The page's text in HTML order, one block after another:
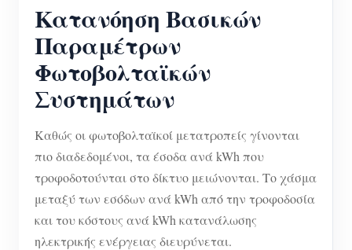
Κατανόηση Βασικών
Παραμέτρων
Φωτοβολταϊκών
Συστημάτων
Καθώς οι φωτοβολταϊκοί μετατροπείς γίνονται
πιο διαδεδομένοι, τα έσοδα ανά kWh που
τροφοδοτούνται στο δίκτυο μειώνονται. Το χάσμα
μεταξύ των εσόδων ανά kWh από την τροφοδοσία
και του κόστους ανά kWh κατανάλωσης
ηλεκτρικής ενέργειας διευρύνεται.